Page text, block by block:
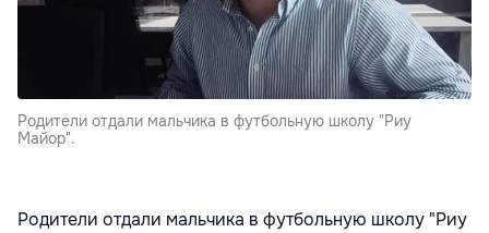
Родители отдали мальчика в футбольную школу "Риу
Майор".
Родители отдали мальчика в футбольную школу "Риу